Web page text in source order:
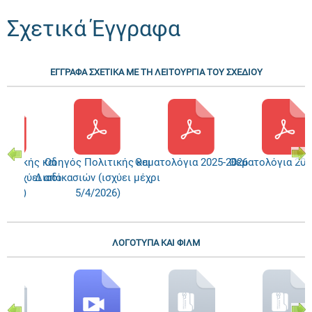
Σχετικά Έγγραφα
ΕΓΓΡΑΦΑ ΣΧΕΤΙΚΑ ΜΕ ΤΗ ΛΕΙΤΟΥΡΓΙΑ ΤΟΥ ΣΧΕΔΙΟΥ
και
(ισχύει από
Οδηγός Πολιτικής και
Διαδικασιών (ισχύει μέχρι
5/4/2026)
Θεματολόγια 2025-2026Θεματολόγια
ΛΟΓΟΤΥΠΑ ΚΑΙ ΦΙΛΜ